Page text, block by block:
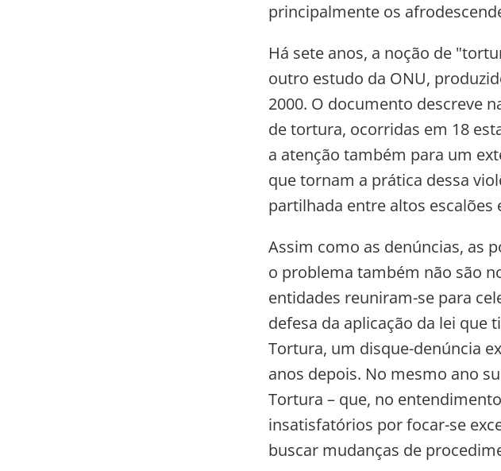
principalmente os
Há sete anos, a noção de
outro estudo da ONU,
2000. O documento descreve
de tortura, ocorridas em 18
a atenção também para um
que tornam a prática dessa
partilhada entre altos escalões
Assim como as denúncias, as
o problema também não são
entidades reuniram-se para
defesa da aplicação da lei que
Tortura, um disque-denúncia
anos depois. No mesmo ano
Tortura – que, no
insatisfatórios por focar-se
buscar mudanças de